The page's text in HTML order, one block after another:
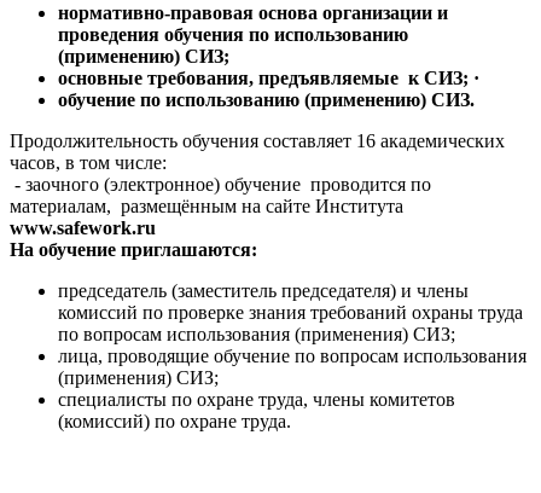
нормативно-правовая основа организации и
проведения обучения по использованию
(применению) СИЗ;
основные требования, предъявляемые к СИЗ; ·
обучение по использованию (применению) СИЗ.
Продолжительность обучения составляет 16 академических
часов, в том числе:
- заочного (электронное) обучение проводится по
материалам, размещённым на сайте Института
www.safework.ru
На обучение приглашаются:
председатель (заместитель председателя) и члены
комиссий по проверке знания требований охраны труда
по вопросам использования (применения) СИЗ;
лица, проводящие обучение по вопросам использования
(применения) СИЗ;
специалисты по охране труда, члены комитетов
(комиссий) по охране труда.